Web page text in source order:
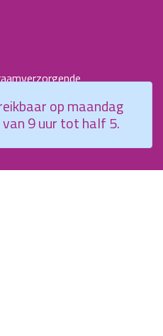
op maandag
9 uur tot half 5.